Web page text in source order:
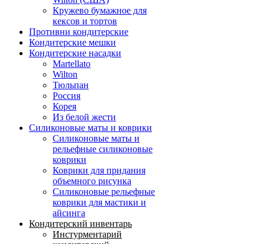
Кружево бумажное для
кексов и тортов
Противни кондитерские
Кондитерские мешки
Кондитерские насадки
Martellato
Wilton
Тюльпан
Россия
Корея
Из белой жести
Силиконовые маты и коврики
Силиконовые маты и
рельефные силиконовые
коврики
Коврики для придания
объемного рисунка
Силиконовые рельефные
коврики для мастики и
айсинга
Кондитерский инвентарь
Инстурментарий